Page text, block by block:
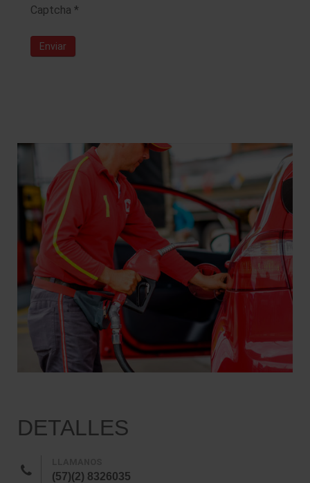
Captcha *
Enviar
DETALLES
(57)(2) 8326035